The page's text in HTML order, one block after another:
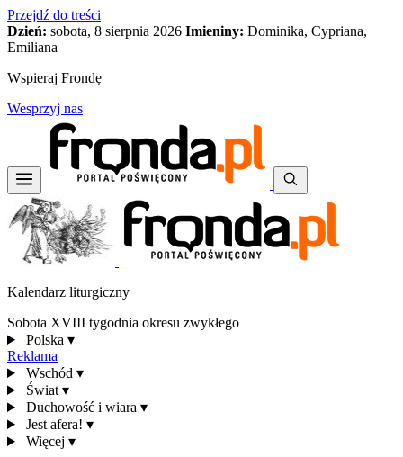
Przejdź do treści
Dzień: sobota, 8 sierpnia 2026 Imieniny: Dominika, Cypriana,
Emiliana
Wspieraj Frondę
Wesprzyj nas
Kalendarz liturgiczny
Sobota XVIII tygodnia okresu zwykłego
Polska ▾
Reklama
Wschód ▾
Świat ▾
Duchowość i wiara ▾
Jest afera! ▾
Więcej ▾